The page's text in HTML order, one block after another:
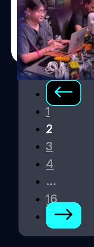
ใน 3 ของประเทศในภู
สูงเกินกว่า 10,000 เ
ถึงมีนาคม 2025 ยิ่งไ
องค์การตำรวจสากล
อาชญากรรมบนโลกออ
ของคดีความทั้งหมดใน
เงียบนี้กำลังกลืนกินค
ยุคดิจิทัลอย่างรวดเร็
ก่ออาชญากรรมไซเบอ
Service : โมเดลธุรกิจ
ใช้เทคนิคทางจิตวิทย
เมียนมา กัมพูชา…
ของคำตอบ เพราะปีนี้
2026 (SITE 2026) ไ
แต่ขยับชัดไปอีกขั้นภา
Impact: The Year of
คืองานที่ไม่ได้ชวนมาดูแ
มาดูว่านวัตกรรมไทยจ
โอกาสทางธุรกิจจริงไ
นวัตกรรมแห่งชาติ (อ
อุดมศึกษา วิทยาศาสต
ฉากอย่างเป็นทางการ
และ SCBX Next
รวมกว่า 6,500 ตารางเ
กานต์สิรี บัววิชัยศิลป์| 42
Read More
1
2
3
4
…
16